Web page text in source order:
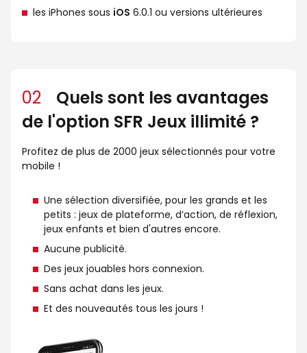
les iPhones sous iOS 6.0.1 ou versions ultérieures
02
Quels sont les avantages
de l'option SFR Jeux illimité ?
Profitez de plus de 2000 jeux sélectionnés pour votre
mobile !
Une sélection diversifiée, pour les grands et les
petits : jeux de plateforme, d’action, de réflexion,
jeux enfants et bien d'autres encore.
Aucune publicité.
Des jeux jouables hors connexion.
Sans achat dans les jeux.
Et des nouveautés tous les jours !